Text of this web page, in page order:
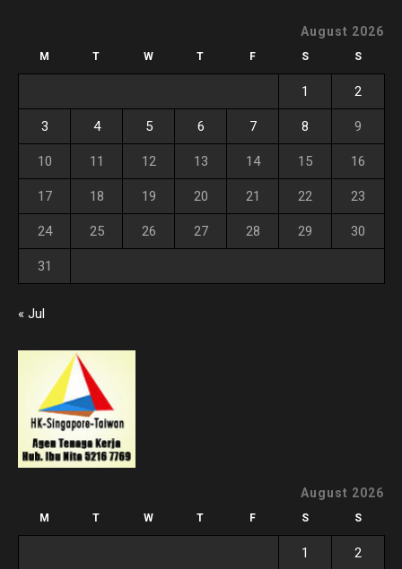
August 2026
M T W T F S S
1 2
3 4 5 6 7 8 9
10 11 12 13 14 15 16
17 18 19 20 21 22 23
24 25 26 27 28 29 30
31
« Jul
August 2026
M T W T F S S
1 2